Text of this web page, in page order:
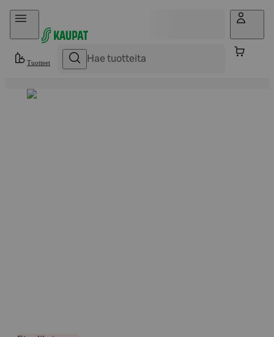
Hyppää sisältöön
Tuotteet